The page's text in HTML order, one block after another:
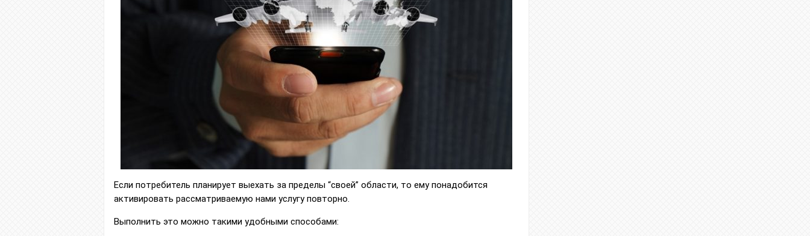
Если потребитель планирует выехать за пределы “своей” области, то ему понадобится
активировать рассматриваемую нами услугу повторно.
Выполнить это можно такими удобными способами: